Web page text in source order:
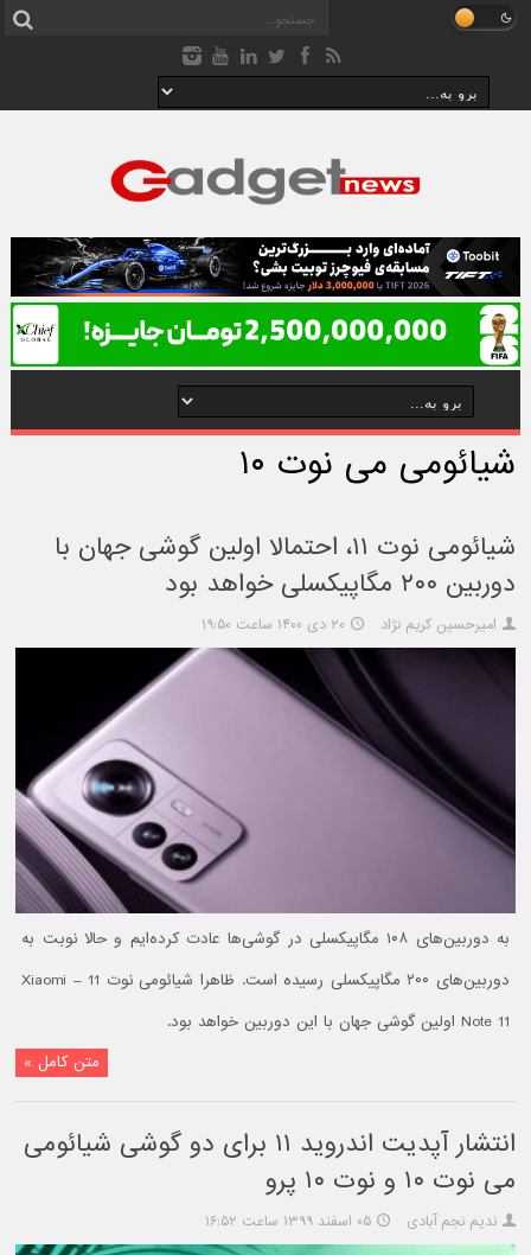
شیائومی می نوت ۱۰
شیائومی نوت ۱۱، احتمالا اولین گوشی جهان با
دوربین ۲۰۰ مگاپیکسلی خواهد بود
امیرحسین کریم نژاد ۲۰ دی ۱۴۰۰ ساعت ۱۹:۵۰
به دوربین‌های ۱۰۸ مگاپیکسلی در گوشی‌ها عادت کرده‌ایم و حالا نوبت به
دوربین‌های ۲۰۰ مگاپیکسلی رسیده است. ظاهرا شیائومی نوت 11 – Xiaomi
Note 11 اولین گوشی جهان با این دوربین خواهد بود.
متن کامل »
انتشار آپدیت اندروید ۱۱ برای دو گوشی شیائومی
می نوت ۱۰ و نوت ۱۰ پرو
ندیم نجم آبادی ۰۵ اسفند ۱۳۹۹ ساعت ۱۶:۵۲